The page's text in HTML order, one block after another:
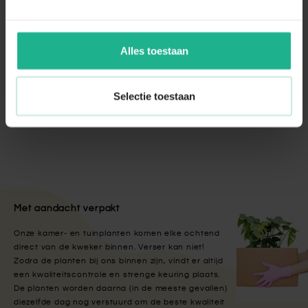
Alles toestaan
Selectie toestaan
Met aandacht verpakt
Onze kamer- en tuinplanten komen elke ochtend
direct van de kweker binnen. Verser kan niet!
Zodra de planten bij ons binnen zijn, vindt er altijd
een kwaliteitscontrole en strenge keuring plaats.
De planten worden daarna (in de meeste gevallen)
diezelfde dag nog verstuurd om de beste kwaliteit